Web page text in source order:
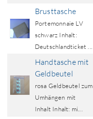
Brusttasche
Portemonnaie LV
schwarz Inhalt:
Deutschlandticket ...
Handtasche mit
Geldbeutel
rosa Geldbeutel zum
Umhängen mit
Inhalt Inhalt: mi...